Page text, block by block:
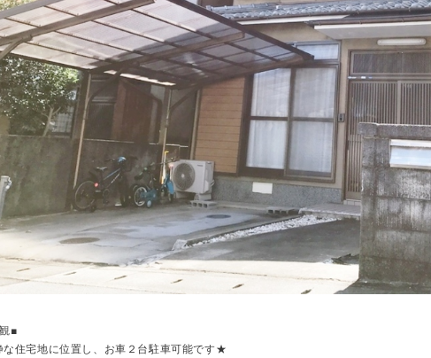
■
な住宅地に位置し、お車２台駐車可能です★